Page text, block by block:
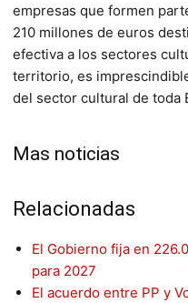
empresas que formen
210 millones de euros
efectiva a los sectores
territorio, es
del sector cultural de toda
Mas noticias
Relacionadas
El Gobierno fija en
para 2027
El acuerdo entre PP y